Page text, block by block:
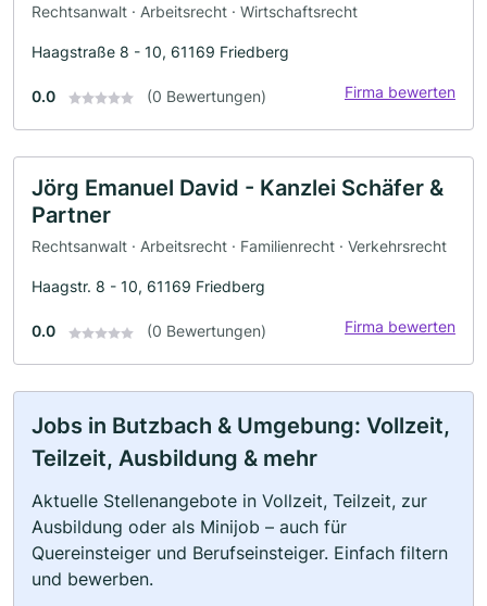
Rechtsanwalt · Arbeitsrecht · Wirtschaftsrecht
Haagstraße 8 - 10, 61169 Friedberg
0.0 (0 Bewertungen) Firma bewerten
Jörg Emanuel David - Kanzlei Schäfer &
Partner
Rechtsanwalt · Arbeitsrecht · Familienrecht · Verkehrsrecht
Haagstr. 8 - 10, 61169 Friedberg
0.0 (0 Bewertungen) Firma bewerten
Jobs in Butzbach & Umgebung: Vollzeit,
Teilzeit, Ausbildung & mehr
Aktuelle Stellenangebote in Vollzeit, Teilzeit, zur
Ausbildung oder als Minijob – auch für
Quereinsteiger und Berufseinsteiger. Einfach filtern
und bewerben.